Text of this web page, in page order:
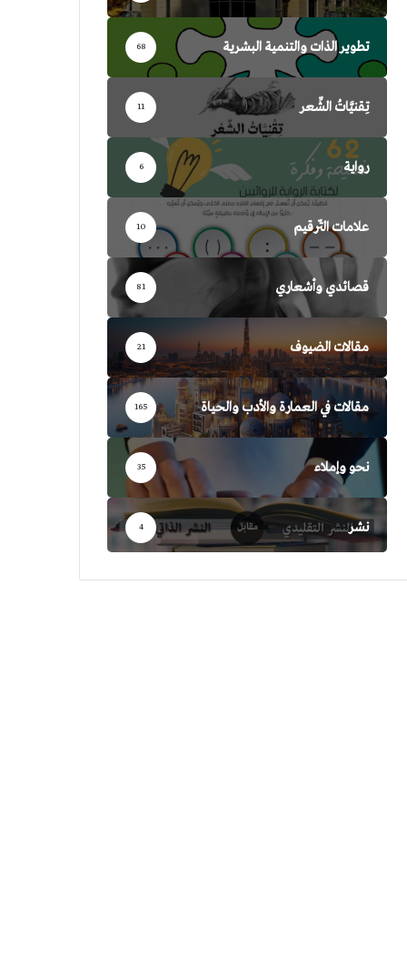
تطوير الذات والتنمية البشرية 68
تِقنيَّاتُ الشِّعر 11
رواية 6
علامات التّرقيم 10
قصائدي وأشعاري 81
مقالات الضيوف 21
مقالات في العمارة والأدب والحياة 165
نحو وإملاء 35
نشر 4